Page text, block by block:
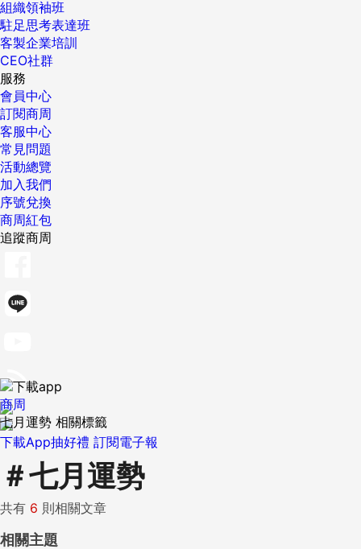
組織領袖班
駐足思考表達班
客製企業培訓
CEO社群
服務
會員中心
訂閱商周
客服中心
常見問題
活動總覽
加入我們
序號兌換
商周紅包
追蹤商周
下載App抽好禮 訂閱電子報
商周
七月運勢 相關標籤
＃七月運勢
共有 6 則相關文章
相關主題